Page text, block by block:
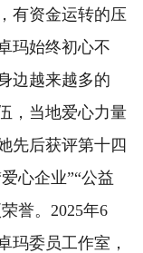
资金运转的压
玛始终初心不
边越来越多的
，当地爱心力量
先后获评第十四
心企业”“公益
誉。2025年6
玛委员工作室，